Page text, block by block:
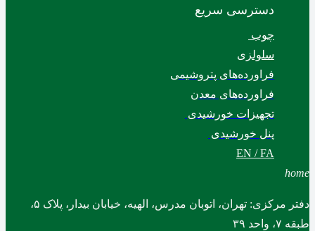
دسترسی سریع
چوب
سلولزی
فراورده‌های پتروشیمی
فراورده‌های معدن
تجهیزات خورشیدی
پنل خورشیدی
EN / FA
home
دفتر مرکزی: تهران، اتوبان مدرس، الهیه، خیابان بیدار، پلاک ۵،
طبقه ۷، واحد ۳۹